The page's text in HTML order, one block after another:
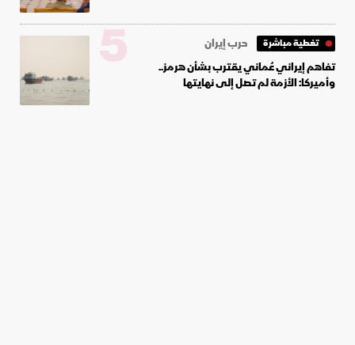
تغطية مباشرة
حرب إيران
تفاهم إيراني عُماني يقترب بشأن هرمز..
وأميركا: الأزمة لم تصل إلى نهايتها
5